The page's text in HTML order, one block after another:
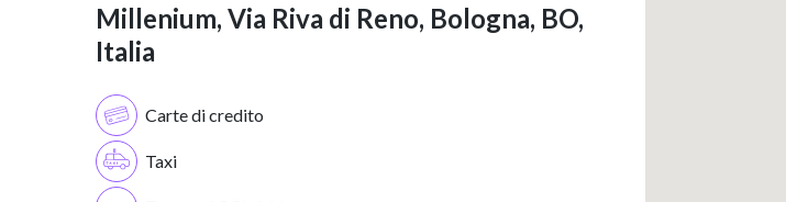
Millenium, Via Riva di Reno, Bologna, BO,
Italia
Carte di credito
Taxi